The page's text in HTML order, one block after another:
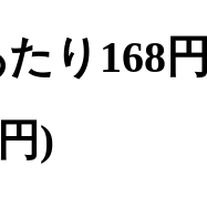
り168
)